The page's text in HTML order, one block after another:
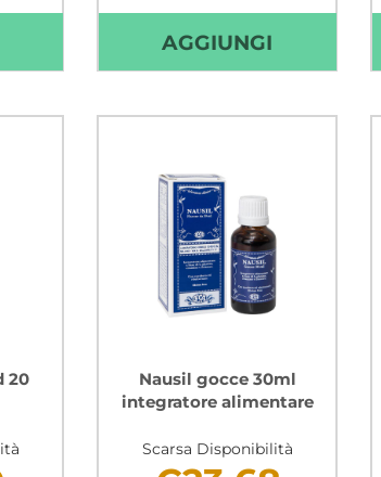
AGGIUNGI CITROSODINA
AGGIUNGI
20
Nausil gocce 30ml
integratore alimentare
Scarsa Disponibilità